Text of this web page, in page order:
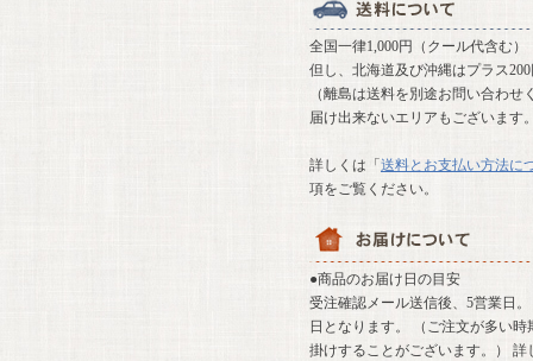
全国一律1,000円（クール代含む）
但し、北海道及び沖縄はプラス
（離島は送料を別途お問い合わ
届け出来ないエリアもございます
詳しくは「 送料とお支払い方法に
項をご覧ください。
●商品のお届け日の目安
受注確認メール送信後、5営業日
日となります。 （ご注文が多い
掛けすることがございます。） 詳